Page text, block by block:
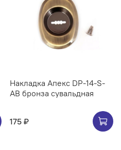
Накладка Апекс DP-14-S-
AB бронза сувальдная
175 ₽